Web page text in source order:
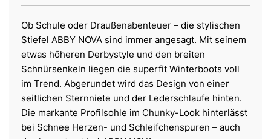
Ob Schule oder Draußenabenteuer – die stylischen
Stiefel ABBY NOVA sind immer angesagt. Mit seinem
etwas höheren Derbystyle und den breiten
Schnürsenkeln liegen die superfit Winterboots voll
im Trend. Abgerundet wird das Design von einer
seitlichen Sternniete und der Lederschlaufe hinten.
Die markante Profilsohle im Chunky-Look hinterlässt
bei Schnee Herzen- und Schleifchenspuren – auch